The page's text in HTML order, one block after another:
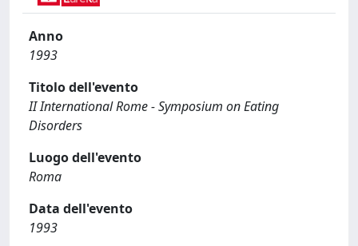
Anno
1993
Titolo dell'evento
II International Rome - Symposium on Eating
Disorders
Luogo dell'evento
Roma
Data dell'evento
1993